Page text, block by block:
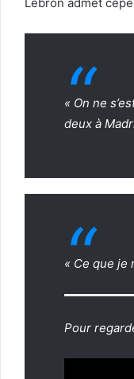
« On ne
deux à
« Ce que je
Pour